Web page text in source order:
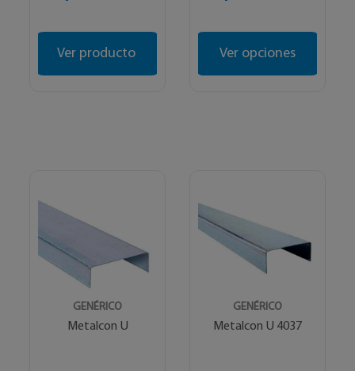
Ver producto Ver opciones
GENÉRICO
Metalcon U
GENÉRICO
Metalcon U 4037